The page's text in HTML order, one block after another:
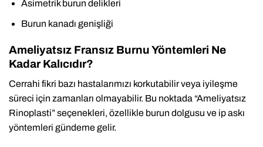
Asimetrik burun delikleri
Burun kanadı genişliği
Ameliyatsız Fransız Burnu Yöntemleri Ne
Kadar Kalıcıdır?
Cerrahi fikri bazı hastalarımızı korkutabilir veya iyileşme
süreci için zamanları olmayabilir. Bu noktada “Ameliyatsız
Rinoplasti” seçenekleri, özellikle burun dolgusu ve ip askı
yöntemleri gündeme gelir.